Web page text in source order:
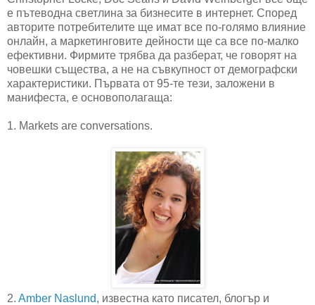
е пътеводна светлина за бизнесите в интернет. Според
авторите потребителите ще имат все по-голямо влияние
онлайн, а маркетинговите дейности ще са все по-малко
ефективни. Фирмите трябва да разберат, че говорят на
човешки същества, а не на съвкупност от демографски
характеристики. Първата от 95-те тези, заложени в
манифеста, е основополагаща:
1. Markets are conversations.
2. Amber Naslund, известна като писател, блогър и